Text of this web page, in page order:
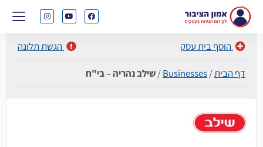
הוסף בית עסק הגשת תלונה
דף הבית/
Businesses
/שילב נהריה – בי"ח